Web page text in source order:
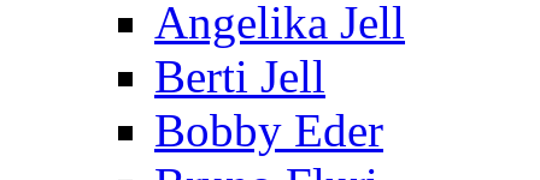
Angelika Jell
Berti Jell
Bobby Eder